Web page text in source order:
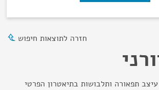
חזרה לתוצאות חיפוש
תפאורה ותלבושות בתיאטרון הפרטי